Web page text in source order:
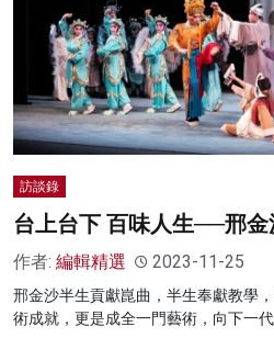
訪談錄
台上台下 百味人生──邢金
作者: 編輯精選 2023-11-25
邢金沙半生貢獻崑曲，半生奉獻教學
術成就，更是成全一門藝術，向下一代